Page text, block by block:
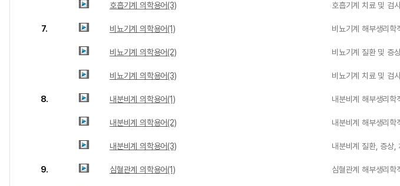
호흡기계 의학용어(3) 호흡기계 치료 및 검
7. 비뇨기계 의학용어(1) 비뇨기계 해부생리학
비뇨기계 의학용어(2) 비뇨기계 질환 및 증
비뇨기계 의학용어(3) 비뇨기계 치료 및 검
8. 내분비계 의학용어(1) 내분비계 해부생리학
내분비계 의학용어(2) 내분비계 해부생리
내분비계 의학용어(3) 내분비계 질환, 증상,
9. 심혈관계 의학용어(1) 심혈관계 해부생리학